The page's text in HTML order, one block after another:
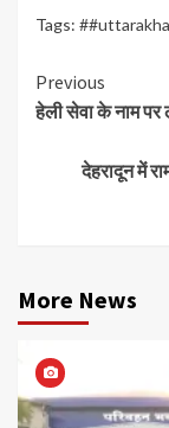
Tags:
Continue
Reading
Previous
हेली सेवा के नाम पर
देहरादून में
More News